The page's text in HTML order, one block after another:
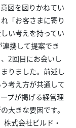
図を図りかねてい
「お客さまに寄り
い考えを持ってい
携して提案でき
2回目にお会いし
りました。前述し
考え方が共通して
プが掲げる経営理
大きな要因です。
式会社ビルド・